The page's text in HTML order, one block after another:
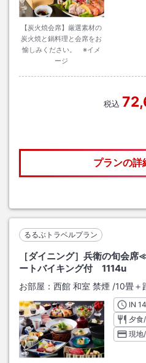
【炭火焼会席】厳選素材の
炭火焼と鍋料理と会席をお
愉しみください。 ※イメ
ージ
税込
プランの詳
るるぶトラベルプラン
［ダイニング］兵衛の旬会
ートバイキング付 1114u
お部屋： 西館 和室 禁煙 /10畳＋
IN
夕食
現地